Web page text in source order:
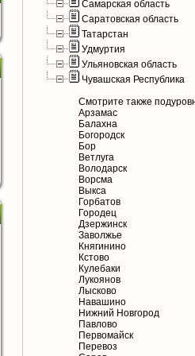
Самарская область
Саратовская область
Татарстан
Удмуртия
Ульяновская область
Чувашская Республика
Смотрите также
Арзамас
Балахна
Богородск
Бор
Ветлуга
Володарск
Ворсма
Выкса
Горбатов
Городец
Дзержинск
Заволжье
Княгинино
Кстово
Кулебаки
Лукоянов
Лысково
Навашино
Нижний Новгород
Павлово
Первомайск
Перевоз